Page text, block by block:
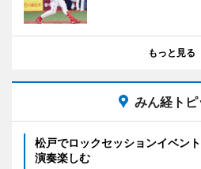
もっと見る
みん経トピ
松戸でロックセッションイベン
演奏楽しむ